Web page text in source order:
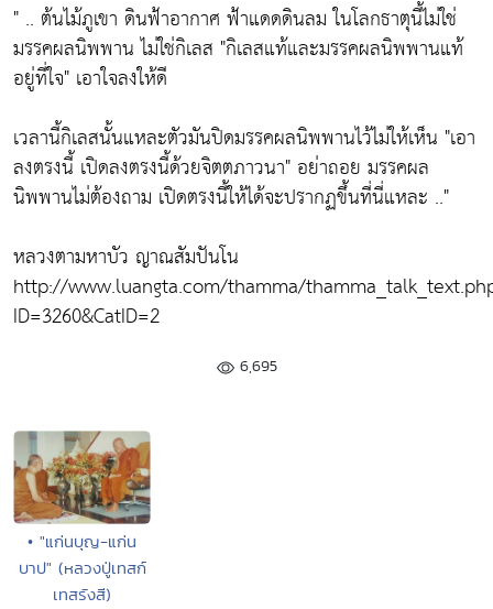
" .. ต้นไม้ภูเขา ดินฟ้าอากาศ ฟ้าแดดดินลม ในโลกธาตุนี้ไม่ใช่
มรรคผลนิพพาน ไม่ใช่กิเลส "กิเลสแท้และมรรคผลนิพพานแท้
อยู่ที่ใจ" เอาใจลงให้ดี
เวลานี้กิเลสนั้นแหละตัวมันปิดมรรคผลนิพพานไว้ไม่ให้เห็น "เอา
ลงตรงนี้ เปิดลงตรงนี้ด้วยจิตตภาวนา"อย่าถอย มรรคผล
นิพพานไม่ต้องถาม เปิดตรงนี้ให้ได้จะปรากฏขึ้นที่นี่แหละ .."
หลวงตามหาบัว ญาณสัมปันโน
http://www.luangta.com/thamma/
ID=3260&CatID=2
6,695
• "แก่นบุญ-แก่น
บาป" (หลวงปู่เทสก์
เทสรังสี)